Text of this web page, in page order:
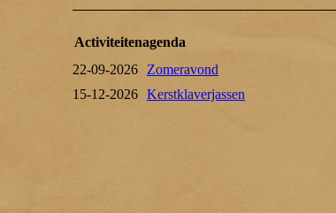
Activiteitenagenda
22-09-2026
Zomeravond
15-12-2026 Kerstklaverjassen